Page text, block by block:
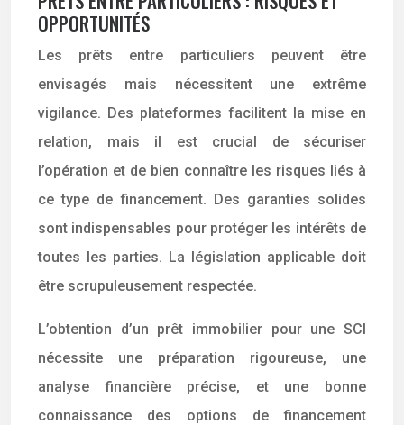
OPPORTUNITÉS
Les prêts entre particuliers peuvent être
envisagés mais nécessitent une extrême
vigilance. Des plateformes facilitent la mise en
relation, mais il est crucial de sécuriser
l’opération et de bien connaître les risques liés à
ce type de financement. Des garanties solides
sont indispensables pour protéger les intérêts de
toutes les parties. La législation applicable doit
être scrupuleusement respectée.
L’obtention d’un prêt immobilier pour une SCI
nécessite une préparation rigoureuse, une
analyse financière précise, et une bonne
connaissance des options de financement